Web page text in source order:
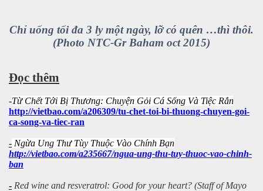
Chỉ uống tối đa 3 ly một ngày, lỡ có quên …thì thôi.
(Photo NTC-Gr Baham oct 2015)
Đọc thêm
-Từ Chết Tới Bị Thương: Chuyện Gỏi Cá Sống Và Tiệc Rắn
http://vietbao.com/a206309/tu-chet-toi-bi-thuong-chuyen-goi-
ca-song-va-tiec-ran
- Ngừa Ung Thư Tùy Thuộc Vào Chính Bạn
http://vietbao.com/a235667/ngua-ung-thu-tuy-thuoc-vao-chinh-
ban
- Red wine and resveratrol: Good for your heart? (Staff of Mayo
giới